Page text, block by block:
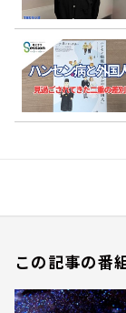
この記事の番